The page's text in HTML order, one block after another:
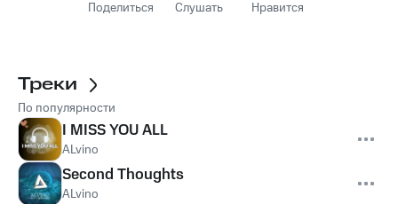
Поделиться Слушать Нравится
Треки
По популярности
I MISS YOU ALL
ALvino
Second Thoughts
ALvino